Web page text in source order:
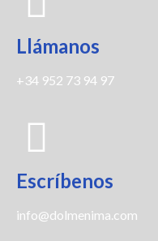
Llámanos
+34 952 73 94 97
Escríbenos
info@dolmenima.com